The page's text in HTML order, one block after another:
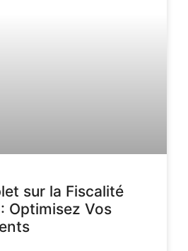
sur la Fiscalité
Optimisez Vos